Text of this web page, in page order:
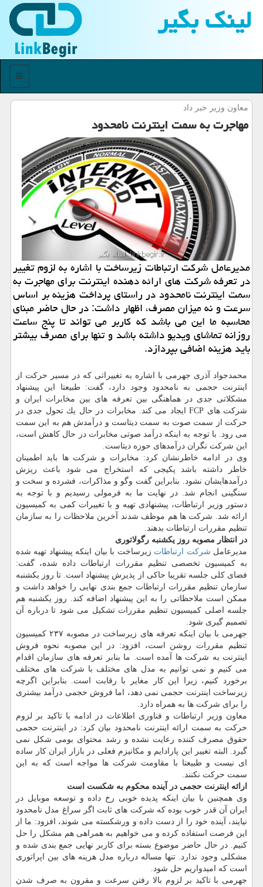
لینك بگیر
منو
معاون وزیر خبر داد
مهاجرت به سمت اینترنت نامحدود
مدیرعامل شركت ارتباطات زیرساخت با اشاره به لزوم تغییر
در تعرفه شركت های ارائه دهنده اینترنت برای مهاجرت به
سمت اینترنت نامحدود در راستای پرداخت هزینه بر اساس
سرعت و نه میزان مصرف، اظهار داشت: در حال حاضر مبنای
محاسبه ما این می باشد كه كاربر می تواند تا پنج ساعت
روزانه تماشای ویدیو داشته باشد و تنها برای مصرف بیشتر
باید هزینه اضافی بپردازد.
محمدجواد آذری جهرمی با اشاره به تغییراتی كه در مسیر حركت از
اینترنت حجمی به نامحدود وجود دارد، گفت: طبیعتا این پیشنهاد
مشكلاتی جدی در هماهنگی بین تعرفه های بین مخابرات ایران و
شركت های FCP ایجاد می كند. مخابرات در حال یك تحول جدی در
حركت از سمت صوت به سمت دیتاست و درآمدش هم به این سمت
می رود. با توجه به اینكه درآمد صوتی مخابرات در حال كاهش است،
این شركت نگران درآمدهای حوزه دیتاست.
وی در ادامه خاطرنشان كرد: مخابرات و شركت ها باید اطمینان
خاطر داشته باشد پكیجی كه استخراج می شود باعث ریزش
درآمدهایشان نشود. بنابراین گفت وگو و مذاكرات، فشرده و سخت و
سنگینی انجام شد. در نهایت ما به فرمولی رسیدیم و با توجه به
دستور وزیر ارتباطات، پیشنهادی تهیه و با تغییرات كمی به كمیسیون
ارائه شد. شركت ها هم موظف شدند آخرین ملاحظات را به سازمان
تنظیم مقررات ارتباطات بدهند.
در انتظار مصوبه روز یكشنبه رگولاتوری
مدیرعامل شركت ارتباطات زیرساخت با بیان اینكه پیشنهاد تهیه شده
به كمیسیون تخصصی تنظیم مقررات ارتباطات داده شده، گفت:
فضای كلی جلسه تقریبا حاكی از پذیرش پیشنهاد است. تا روز یكشنبه
سازمان تنظیم مقررات ارتباطات جمع بندی نهایی را خواهد داشت و
ممكن است ملاحظاتی را به این پیشنهاد اضافه كند. روز یكشنبه هم
جلسه اصلی كمیسیون تنظیم مقررات تشكیل می شود تا درباره آن
تصمیم گیری شود.
جهرمی با بیان اینكه تعرفه های زیرساخت در مصوبه ۲۳۷ كمیسیون
تنظیم مقررات روشن است، افزود: در این مصوبه نحوه فروش
اینترنت به شركت ها آمده است. ما بنابر تعرفه های سازمان اقدام
می كنیم و نمی توانیم به مدل های مختلف با شركت های مختلف
برخورد كنیم، زیرا این كار مغایر با رقابت است. بنابراین اگرچه
زیرساخت اینترنت حجمی نمی دهد، اما فروش حجمی درآمد بیشتری
را برای شركت ها به همراه دارد.
معاون وزیر ارتباطات و فناوری اطلاعات در ادامه با تاكید بر لزوم
حركت به سمت ارائه اینترنت نامحدود بیان كرد: در اینترنت حجمی
حقوق مصرف كننده رعایت نشده و رشد محتوای بومی شكل نمی
گیرد. البته تغییر این پارادایم و مكانیزم فعلی در بازار ایران كار ساده
ای نیست و طبیعتا با مقاومت شركت ها مواجه است كه به این
سمت حركت نكنند.
ارائه اینترنت حجمی در آینده محكوم به شكست است
وی همچنین با بیان اینكه پدیده خوبی رخ داده و توسعه موبایل در
ایران آن قدر خوب بوده كه شركت های ثابت اگر سراغ مدل نامحدود
نیایند، آینده خود را از دست داده و ورشكسته می شوند، افزود: ما از
این فرصت استفاده كرده و می خواهیم به همراهی هم مشكل را حل
كنیم. در حال حاضر موضوع بسته برای كاربر نهایی جمع بندی شده و
مشكلی وجود ندارد. تنها مساله درباره مدل هزینه های بین اپراتوری
است كه امیدواریم حل شود.
جهرمی با تاكید بر لزوم بالا رفتن سرعت و مقرون به صرف شدن